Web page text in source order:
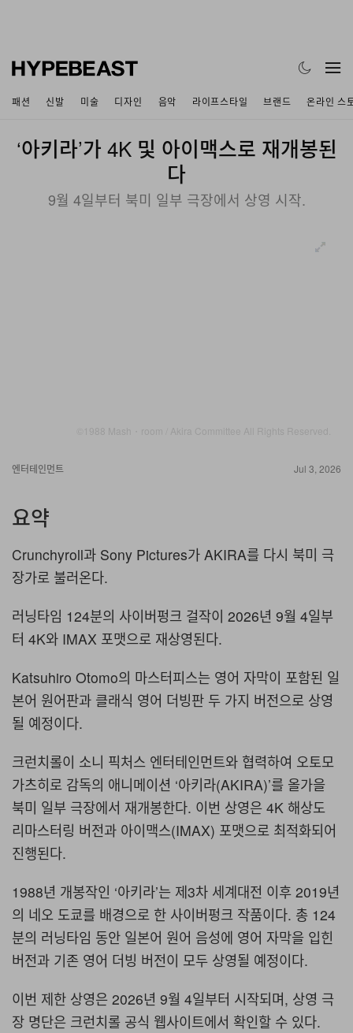
패션 신발 미술 디자인 음악 라이프스타일 브랜드 온라인 스
‘아키라’가 4K 및 아이맥스로 재개봉된
다
9월 4일부터 북미 일부 극장에서 상영 시작.
엔터테인먼트 Jul 3, 2026
요약
Crunchyroll과 Sony Pictures가 AKIRA를 다시 북미 극
장가로 불러온다.
러닝타임 124분의 사이버펑크 걸작이 2026년 9월 4일부
터 4K와 IMAX 포맷으로 재상영된다.
Katsuhiro Otomo의 마스터피스는 영어 자막이 포함된 일
본어 원어판과 클래식 영어 더빙판 두 가지 버전으로 상영
될 예정이다.
크런치롤이 소니 픽처스 엔터테인먼트와 협력하여 오토모
가츠히로 감독의 애니메이션 ‘아키라(AKIRA)’를 올가을
북미 일부 극장에서 재개봉한다. 이번 상영은 4K 해상도
리마스터링 버전과 아이맥스(IMAX) 포맷으로 최적화되어
진행된다.
1988년 개봉작인 ‘아키라’는 제3차 세계대전 이후 2019년
의 네오 도쿄를 배경으로 한 사이버펑크 작품이다. 총 124
분의 러닝타임 동안 일본어 원어 음성에 영어 자막을 입힌
버전과 기존 영어 더빙 버전이 모두 상영될 예정이다.
이번 제한 상영은 2026년 9월 4일부터 시작되며, 상영 극
장 명단은 크런치롤 공식 웹사이트에서 확인할 수 있다.